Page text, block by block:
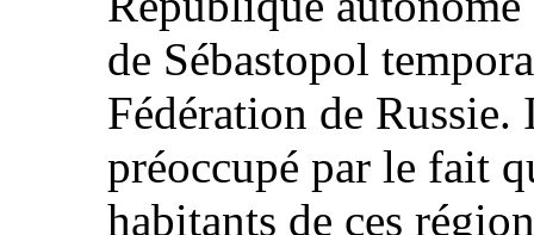
de Sébastopol
Fédération de
préoccupé par le fait
habitants de ces